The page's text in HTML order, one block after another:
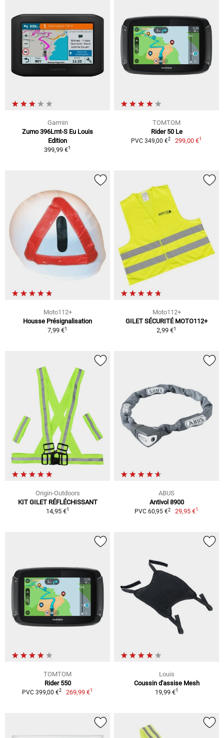
Garmin
Zumo 396Lmt-S Eu Louis
Edition
399,99 €1
TOMTOM
Rider 50 Le
PVC 349,00 €2 299,00 €1
Moto112+
Housse Présignalisation
7,99 €1
Moto112+
GILET SÉCURITÉ MOTO112+
2,99 €1
Origin-Outdoors
KIT GILET RÉFLÉCHISSANT
14,95 €1
ABUS
Antivol 8900
PVC 60,95 €2 29,95 €1
TOMTOM
Rider 550
PVC 399,00 €2 269,99 €1
Louis
Coussin d'assise Mesh
19,99 €1